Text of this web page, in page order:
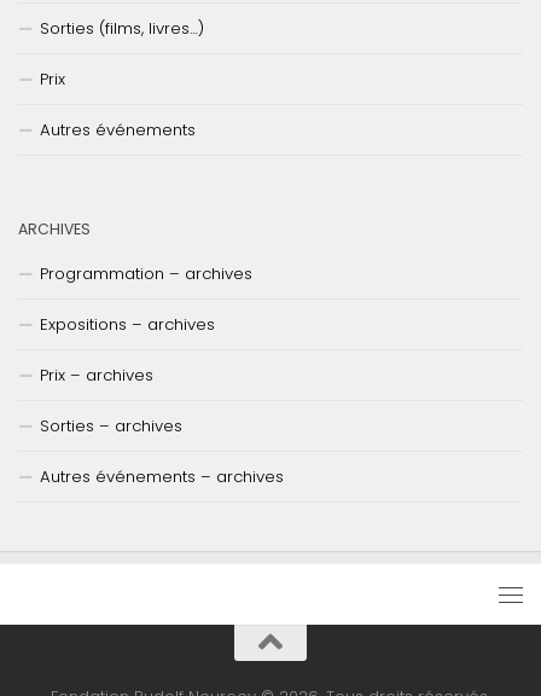
Sorties (films, livres…)
Prix
Autres événements
ARCHIVES
Programmation – archives
Expositions – archives
Prix – archives
Sorties – archives
Autres événements – archives